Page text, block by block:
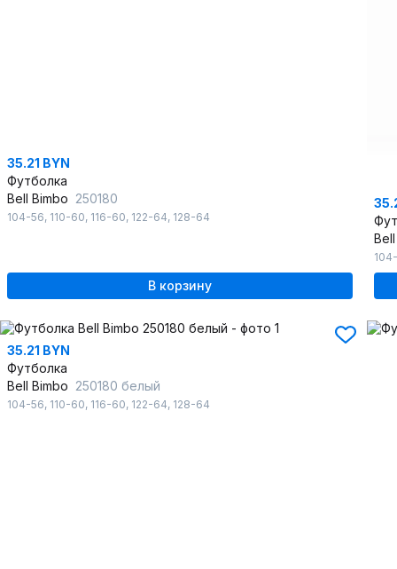
35.21 BYN
Футболка
Bell Bimbo 250180
104-56, 110-60, 116-60, 122-64, 128-64
В корзину
35.21 BYN
Футболка
Bell Bimbo 250180 белый
104-56, 110-60, 116-60, 122-64, 128-64